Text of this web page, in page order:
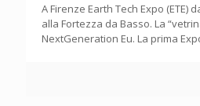
A Firenze Earth Tech Expo (ETE)
alla Fortezza da Basso. La
NextGeneration Eu. La prima